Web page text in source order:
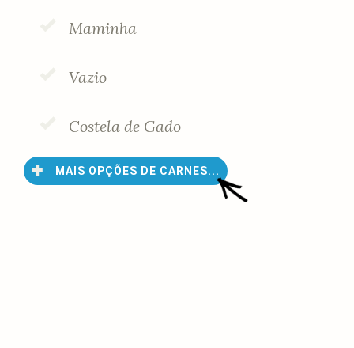
Maminha
Vazio
Costela de Gado
MAIS OPÇÕES DE CARNES...